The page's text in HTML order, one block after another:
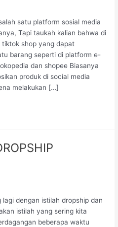
satu platform sosial media
Tapi taukah kalian bahwa di
shop yang dapat
barang seperti di platform e-
dan shopee Biasanya
produk di social media
melakukan […]
dengan istilah dropship dan
istilah yang sering kita
beberapa waktu